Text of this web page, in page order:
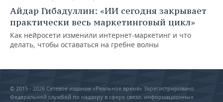
Айдар Гибадуллин: «ИИ сегодня закрывает
практически весь маркетинговый цикл»
Как нейросети изменили интернет-маркетинг и что
делать, чтобы оставаться на гребне волны
© 2015 - 2026 Сетевое издание «Реальное время» Зарегистрировано
Федеральной службой по надзору в сфере связи, информационных